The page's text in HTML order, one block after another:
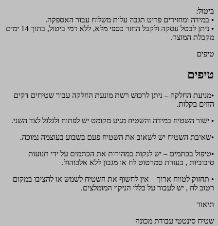
ביטול:
• במידה ומחזירים פריט תגבה עלות משלוח עבור האספקה.
• ניתן לבטל עסקה ולקבל החזר כספי מלא, ללא דמי ביטול, בתוך 14 ימים
מקבלת המוצר.
טיפים
טיפים
•מניעת החלקה – ניתן לרכוש רשת מונעת החלקה עבור שטיחים דקים
הזזים בקלות.
• ישור השטיח במידה והשטיח מגיע מקומט יש לפתוח ולגלגל לצד השני.
•שאיבת השטיח יש לשאוב את השטיח פעם בשבוע בעוצמה נמוכה.
•טיפול בכתמים – יש לנקות במהירות את הכתמים על ידי תנועות
סיבוביות , בעזרת סמרטוט לח או מגבון ללא אלכוהול.
• תחזוק לטווח ארוך – אין לחשוף את השטיח לשמש או להציבו במקום
רטוב לח , יש לעבור על כללי הניקוי המומלצים.
תיאור
שטיח סינטטי עבודת מכונה